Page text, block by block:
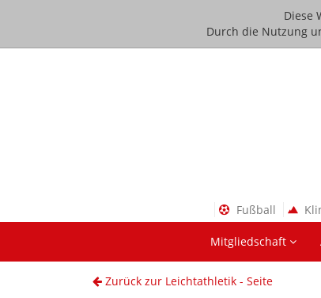
Diese
Durch die Nutzung
Fußball
Mitgliedschaft
Zurück zur Leichtathletik - Seite